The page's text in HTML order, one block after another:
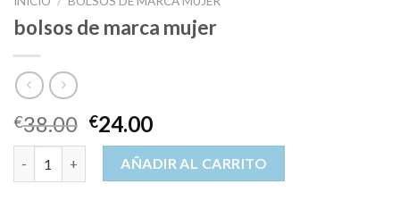
bolsos de marca mujer
€38.00 €24.00
bolsos de marca mujer cantidad
AÑADIR AL CARRITO